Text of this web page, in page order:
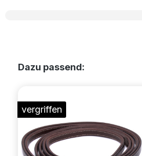
Produktgalerie überspringen
Dazu passend:
vergriffen